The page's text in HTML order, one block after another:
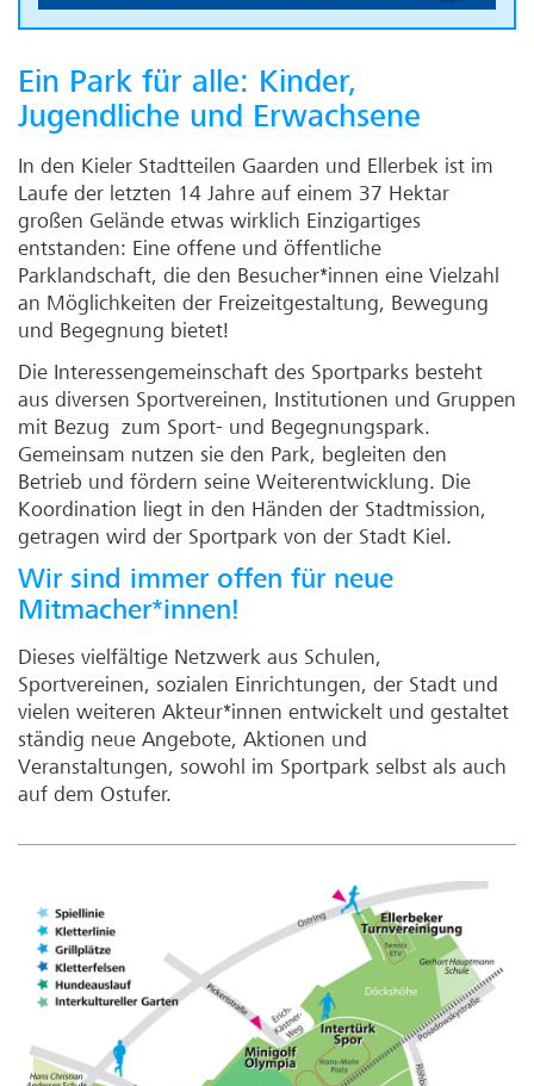
Ein Park für alle: Kinder,
Jugendliche und Erwachsene
In den Kieler Stadtteilen Gaarden und Ellerbek ist im
Laufe der letzten 14 Jahre auf einem 37 Hektar
großen Gelände etwas wirklich Einzigartiges
entstanden: Eine offene und öffentliche
Parklandschaft, die den Besucher*innen eine Vielzahl
an Möglichkeiten der Freizeitgestaltung, Bewegung
und Begegnung bietet!
Die Interessengemeinschaft des Sportparks besteht
aus diversen Sportvereinen, Institutionen und Gruppen
mit Bezug zum Sport- und Begegnungspark.
Gemeinsam nutzen sie den Park, begleiten den
Betrieb und fördern seine Weiterentwicklung. Die
Koordination liegt in den Händen der Stadtmission,
getragen wird der Sportpark von der Stadt Kiel.
Wir sind immer offen für neue
Mitmacher*innen!
Dieses vielfältige Netzwerk aus Schulen,
Sportvereinen, sozialen Einrichtungen, der Stadt und
vielen weiteren Akteur*innen entwickelt und gestaltet
ständig neue Angebote, Aktionen und
Veranstaltungen, sowohl im Sportpark selbst als auch
auf dem Ostufer.